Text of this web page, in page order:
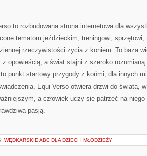
to rozbudowana strona internetowa dla
tematom jeździeckim, treningowi, sprzętowi,
rzeczywistości życia z koniem. To baza
z opowieścią, a świat stajni z szeroko
punkt startowy przygody z końmi, dla innych
Equi Verso otwiera drzwi do świata,
a człowiek uczy się patrzeć na
pasją.
WĘDKARSKIE ABC DLA DZIECI I MŁODZIEŻY